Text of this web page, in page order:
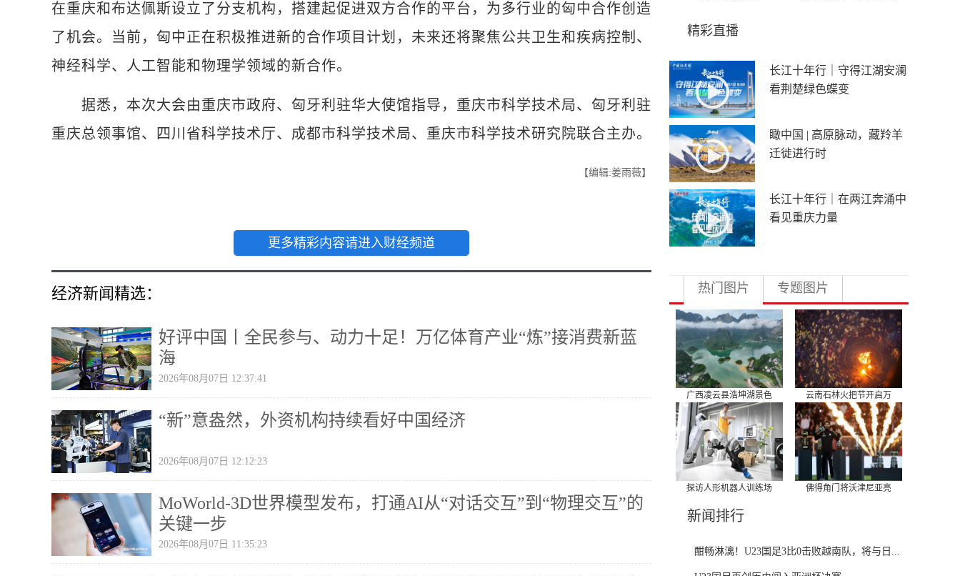
在重庆和布达佩斯设立了分支机构，搭建起促进双方合作的平台，为多行业的匈中合作创造
了机会。当前，匈中正在积极推进新的合作项目计划，未来还将聚焦公共卫生和疾病控制、
神经科学、人工智能和物理学领域的新合作。
据悉，本次大会由重庆市政府、匈牙利驻华大使馆指导，重庆市科学技术局、匈牙利驻
重庆总领事馆、四川省科学技术厅、成都市科学技术局、重庆市科学技术研究院联合主办。
【编辑:姜雨薇】
更多精彩内容请进入财经频道
经济新闻精选：
好评中国丨全民参与、动力十足！万亿体育产业“炼”接消费新蓝
海
2026年08月07日 12:37:41
“新”意盎然，外资机构持续看好中国经济
2026年08月07日 12:12:23
MoWorld-3D世界模型发布，打通AI从“对话交互”到“物理交互”的
关键一步
2026年08月07日 11:35:23
精彩直播
长江十年行｜守得江湖安澜
看荆楚绿色蝶变
瞰中国 | 高原脉动，藏羚羊
迁徙进行时
长江十年行｜在两江奔涌中
看见重庆力量
热门图片 专题图片
广西凌云县浩坤湖景色 云南石林火把节开启万
探访人形机器人训练场 佛得角门将沃津尼亚亮
新闻排行
酣畅淋漓！U23国足3比0击败越南队，将与日...